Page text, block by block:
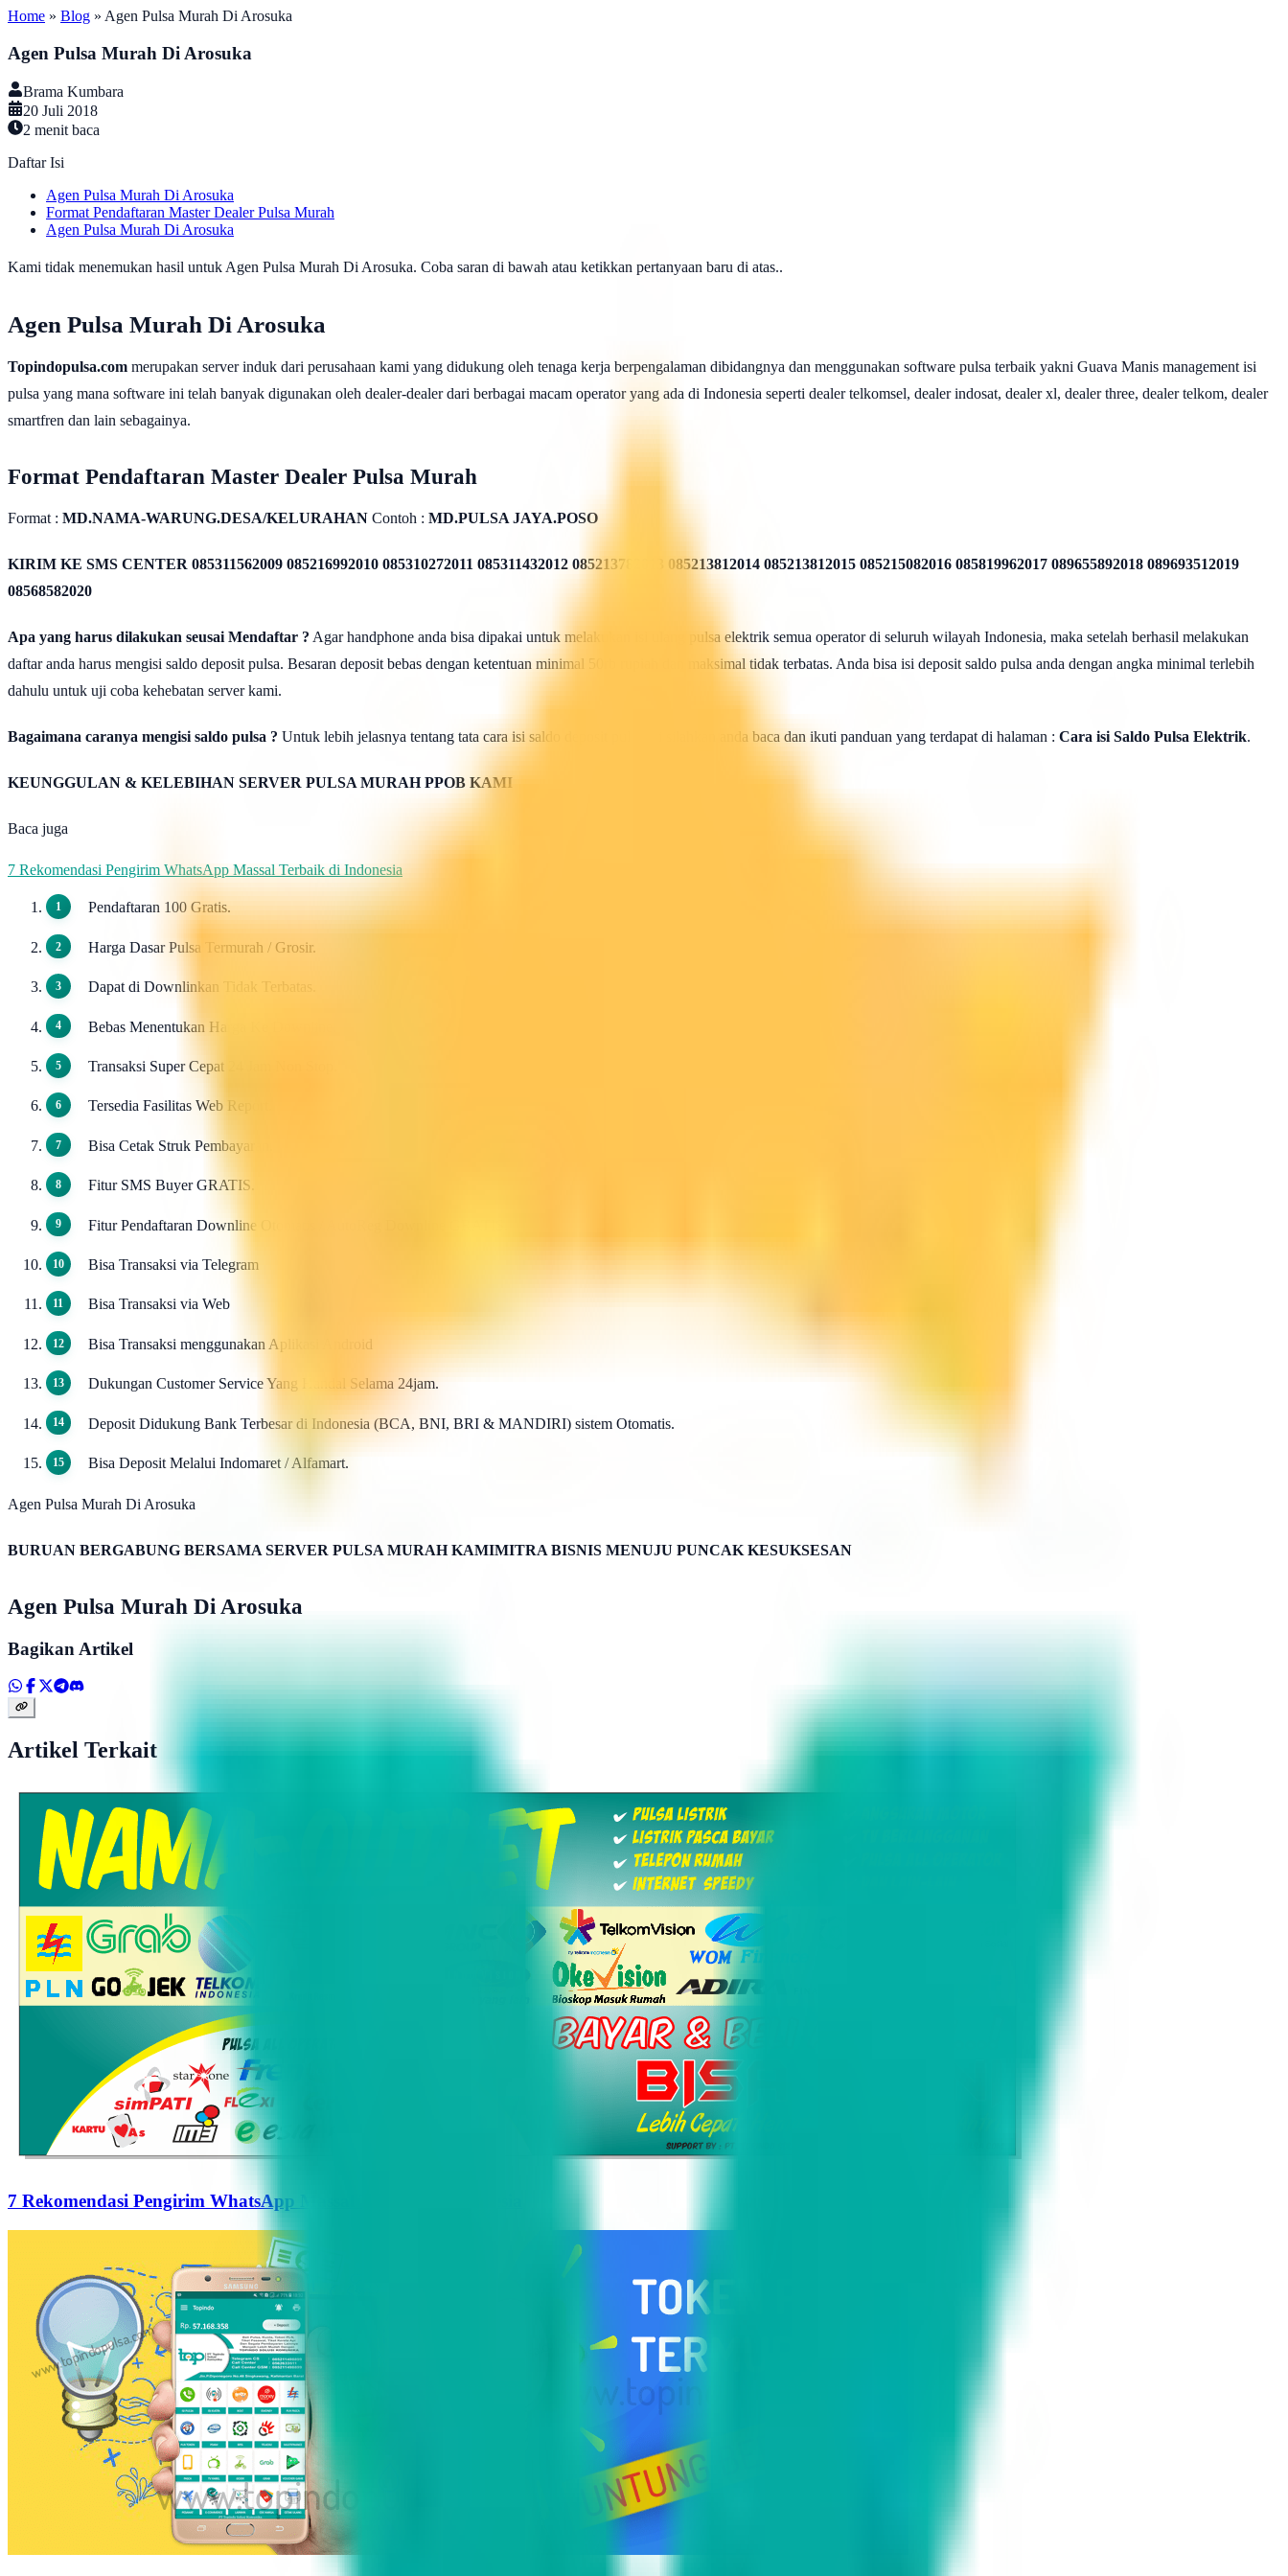
Home » Blog » Agen Pulsa Murah Di Arosuka
Agen Pulsa Murah Di Arosuka
Brama Kumbara
20 Juli 2018
2 menit baca
Daftar Isi
Agen Pulsa Murah Di Arosuka
Format Pendaftaran Master Dealer Pulsa Murah
Agen Pulsa Murah Di Arosuka
Kami tidak menemukan hasil untuk Agen Pulsa Murah Di Arosuka. Coba saran di bawah atau ketikkan pertanyaan baru di atas..
Agen Pulsa Murah Di Arosuka
Topindopulsa.com merupakan server induk dari perusahaan kami yang didukung oleh tenaga kerja berpengalaman dibidangnya dan menggunakan software pulsa terbaik yakni Guava Manis management isi
pulsa yang mana software ini telah banyak digunakan oleh dealer-dealer dari berbagai macam operator yang ada di Indonesia seperti dealer telkomsel, dealer indosat, dealer xl, dealer three, dealer telkom, dealer
smartfren dan lain sebagainya.
Format Pendaftaran Master Dealer Pulsa Murah
Format : MD.NAMA-WARUNG.DESA/KELURAHAN Contoh : MD.PULSA JAYA.POSO
KIRIM KE SMS CENTER 085311562009 085216992010 085310272011 085311432012 085213782013 085213812014 085213812015 085215082016 085819962017 089655892018 089693512019
08568582020
Apa yang harus dilakukan seusai Mendaftar ? Agar handphone anda bisa dipakai untuk melakukan isi ulang pulsa elektrik semua operator di seluruh wilayah Indonesia, maka setelah berhasil melakukan
daftar anda harus mengisi saldo deposit pulsa. Besaran deposit bebas dengan ketentuan minimal 50rb rupiah dan maksimal tidak terbatas. Anda bisa isi deposit saldo pulsa anda dengan angka minimal terlebih
dahulu untuk uji coba kehebatan server kami.
Bagaimana caranya mengisi saldo pulsa ? Untuk lebih jelasnya tentang tata cara isi saldo deposit pulsa ini silahkan anda baca dan ikuti panduan yang terdapat di halaman : Cara isi Saldo Pulsa Elektrik.
KEUNGGULAN & KELEBIHAN SERVER PULSA MURAH PPOB KAMI
Baca juga
7 Rekomendasi Pengirim WhatsApp Massal Terbaik di Indonesia
Pendaftaran 100 Gratis.
Harga Dasar Pulsa Termurah / Grosir.
Dapat di Downlinkan Tidak Terbatas.
Bebas Menentukan Harga Ke Downline.
Transaksi Super Cepat 24 Jam Non Stop.
Tersedia Fasilitas Web Report.
Bisa Cetak Struk Pembayaran.
Fitur SMS Buyer GRATIS.
Fitur Pendaftaran Downline Otomatis / AutoReg Downline GRATIS.
Bisa Transaksi via Telegram
Bisa Transaksi via Web
Bisa Transaksi menggunakan Aplikasi Android
Dukungan Customer Service Yang Handal Selama 24jam.
Deposit Didukung Bank Terbesar di Indonesia (BCA, BNI, BRI & MANDIRI) sistem Otomatis.
Bisa Deposit Melalui Indomaret / Alfamart.
Agen Pulsa Murah Di Arosuka
BURUAN BERGABUNG BERSAMA SERVER PULSA MURAH KAMIMITRA BISNIS MENUJU PUNCAK KESUKSESAN
Agen Pulsa Murah Di Arosuka
Bagikan Artikel
Artikel Terkait
7 Rekomendasi Pengirim WhatsApp Massal Terbaik di Indonesia